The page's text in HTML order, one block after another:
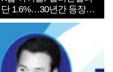
단 1.6%…30년간 등장
1182개팀 전수조사